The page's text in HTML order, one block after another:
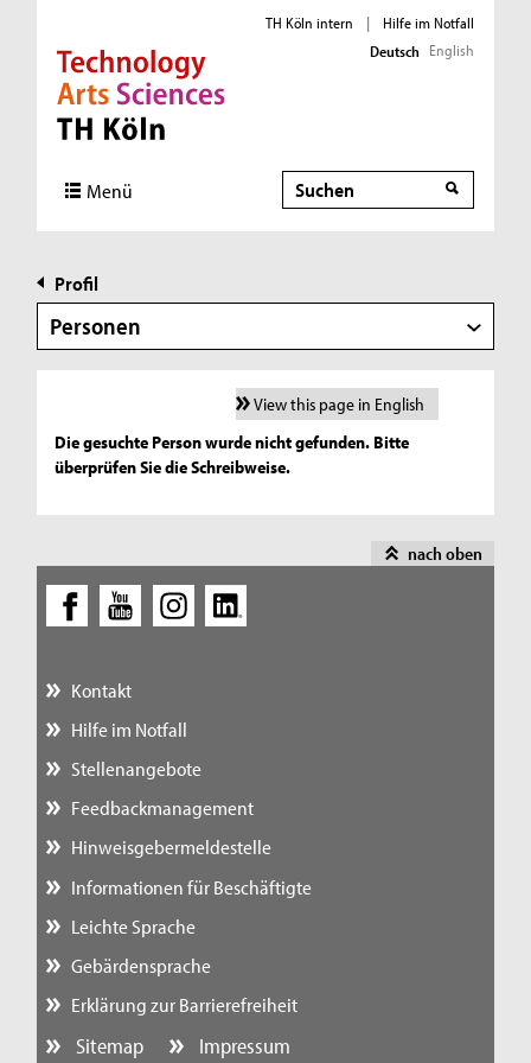
Direkt zur Hauptnavigation
Direkt zur Subnavigation
Direkt zum Inhalt
Direkt zum Fußbereich
TH Köln intern |
Hilfe im Notfall
Deutsch English
Menü Suche
Profil
Personen
View this page in English
Die gesuchte Person wurde nicht gefunden. Bitte
überprüfen Sie die Schreibweise.
nach oben
Kontakt
Hilfe im Notfall
Stellenangebote
Feedbackmanagement
Hinweisgebermeldestelle
Informationen für Beschäftigte
Leichte Sprache
Gebärdensprache
Erklärung zur Barrierefreiheit
Sitemap Impressum